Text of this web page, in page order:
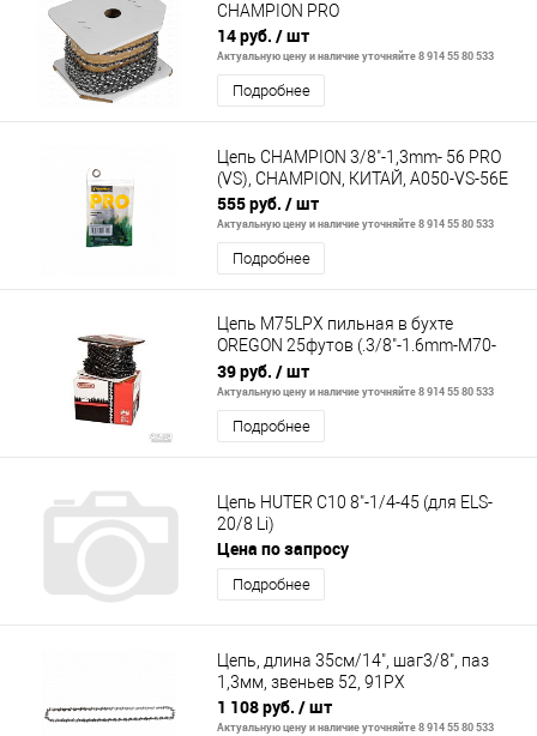
CHAMPION PRO
14 руб. / шт
Актуальную цену и наличие уточняйте 8 914 55 80 533
Подробнее
Цепь CHAMPION 3/8"-1,3mm- 56 PRO
(VS), CHAMPION, КИТАЙ, A050-VS-56E
555 руб. / шт
Актуальную цену и наличие уточняйте 8 914 55 80 533
Подробнее
Цепь M75LPX пильная в бухте
OREGON 25футов (.3/8"-1.6mm-M70-
412звен.) - MULTICUT
39 руб. / шт
Актуальную цену и наличие уточняйте 8 914 55 80 533
Подробнее
Цепь HUTER С10 8"-1/4-45 (для ELS-
20/8 Li)
Цена по запросу
Подробнее
Цепь, длина 35см/14", шаг3/8", паз
1,3мм, звеньев 52, 91PX
1 108 руб. / шт
Актуальную цену и наличие уточняйте 8 914 55 80 533